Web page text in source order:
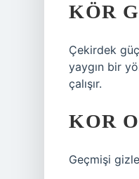
KÖR
Çekirdek
yaygın bir
çalışır.
KOR
Geçmişi